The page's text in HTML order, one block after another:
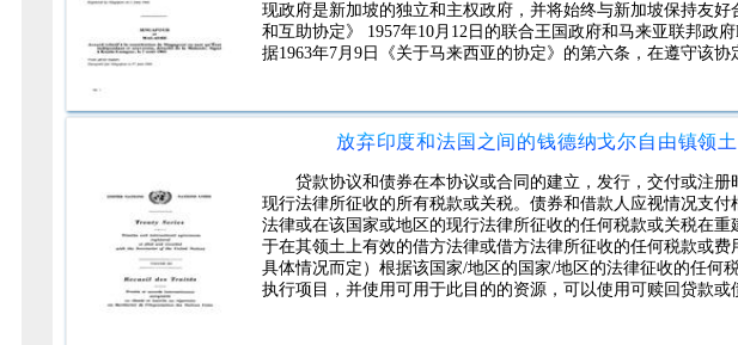
现政府是新加坡的独立和主权政府，并将始终与新加坡保持友
和互助协定》 1957年10月12日的联合王国政府和马来亚联邦政
据1963年7月9日《关于马来西亚的协定》的第六条，在遵守该
至新加坡国庆日之间由马来西亚政府聘用的所有人均在国家部
护东南亚和平。马来西亚日之前的新加坡共和国将自新加坡日起
放弃印度和法国之间的钱德纳戈尔自由镇领
贷款协议和债券在本协议或合同的建立，发行，交付或注
现行法律所征收的所有税款或关税。债券和借款人应视情况支
法律或在该国家或地区的现行法律所征收的任何税款或关税在
于在其领土上有效的借方法律或借方法律所征收的任何税款或
具体情况而定）根据该国家/地区的国家/地区的法律征收的任何
执行项目，并使用可用于此目的的资源，可以使用可赎回贷款或